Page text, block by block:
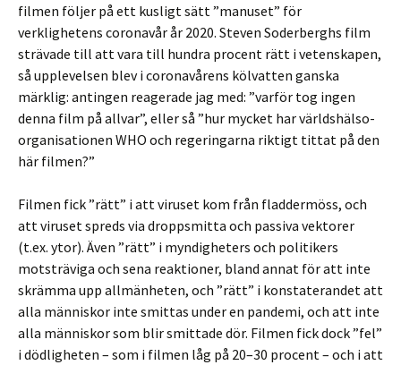
filmen följer på ett kusligt sätt ”manuset” för
verklighetens coronavår år 2020. Steven Soderberghs film
strävade till att vara till hundra procent rätt i vetenskapen,
så upplevelsen blev i coronavårens kölvatten ganska
märklig: antingen reagerade jag med: ”varför tog ingen
denna film på allvar”, eller så ”hur mycket har världshälso-
organisationen WHO och regeringarna riktigt tittat på den
här filmen?”
Filmen fick ”rätt” i att viruset kom från fladdermöss, och
att viruset spreds via droppsmitta och passiva vektorer
(t.ex. ytor). Även ”rätt” i myndigheters och politikers
motsträviga och sena reaktioner, bland annat för att inte
skrämma upp allmänheten, och ”rätt” i konstaterandet att
alla människor inte smittas under en pandemi, och att inte
alla människor som blir smittade dör. Filmen fick dock ”fel”
i dödligheten – som i filmen låg på 20–30 procent – och i att